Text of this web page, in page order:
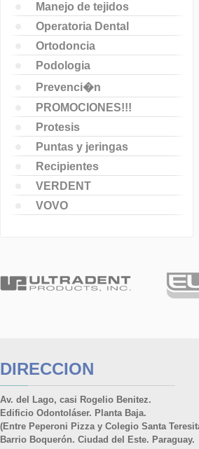
Manejo de tejidos
Operatoria Dental
Ortodoncia
Podologia
Prevenci�n
PROMOCIONES!!!
Protesis
Puntas y jeringas
Recipientes
VERDENT
VOVO
DIRECCION
Av. del Lago, casi Rogelio Benitez.
Edificio Odontoláser. Planta Baja.
(Entre Peperoni Pizza y Colegio Santa
Barrio Boquerón. Ciudad del Este. Paraguay.